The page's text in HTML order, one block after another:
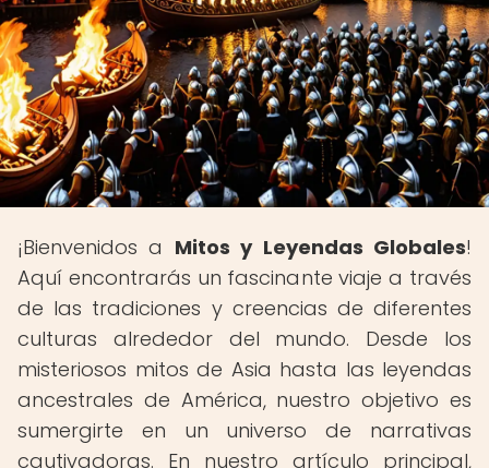
¡Bienvenidos a Mitos y Leyendas Globales!
Aquí encontrarás un fascinante viaje a través
de las tradiciones y creencias de diferentes
culturas alrededor del mundo. Desde los
misteriosos mitos de Asia hasta las leyendas
ancestrales de América, nuestro objetivo es
sumergirte en un universo de narrativas
cautivadoras. En nuestro artículo principal,